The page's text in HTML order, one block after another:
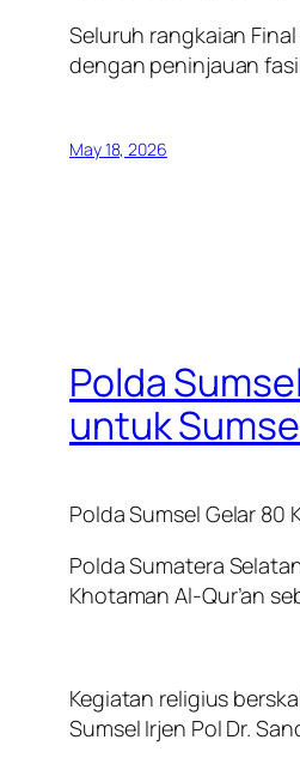
Seluruh rangkaian
dengan peninjauan
May 18, 2026
Polda
untuk
Polda Sumsel Gelar 80
Polda Sumatera
Khotaman Al-Qur’an
Kegiatan religius
Sumsel Irjen Pol Dr.